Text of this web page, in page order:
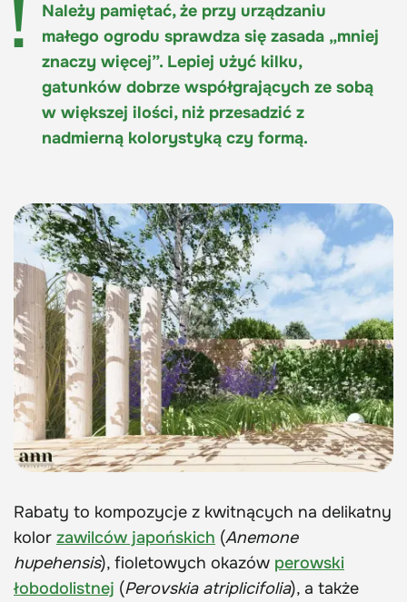
Należy pamiętać, że przy urządzaniu
małego ogrodu sprawdza się zasada „mniej
znaczy więcej”. Lepiej użyć kilku,
gatunków dobrze współgrających ze sobą
w większej ilości, niż przesadzić z
nadmierną kolorystyką czy formą.
Rabaty to kompozycje z kwitnących na delikatny
kolor zawilców japońskich (Anemone
hupehensis), fioletowych okazów perowski
łobodolistnej (Perovskia atriplicifolia), a także